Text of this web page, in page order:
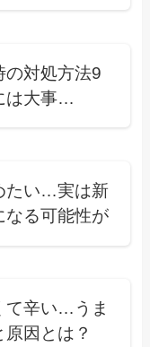
の対処方法9
は大事…
たい…実は新
なる可能性が
て辛い…うま
因とは？